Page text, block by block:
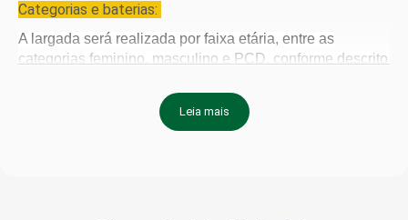
Categorias e baterias:
A largada será realizada por faixa etária, entre as
categorias feminino, masculino e PCD, conforme descrito
Leia mais